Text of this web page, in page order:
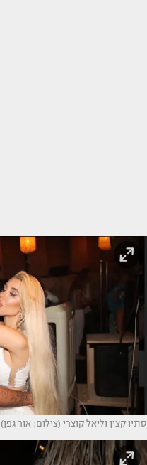
סתיו קצין וליאל קוצרי (צילום: אור גפן)